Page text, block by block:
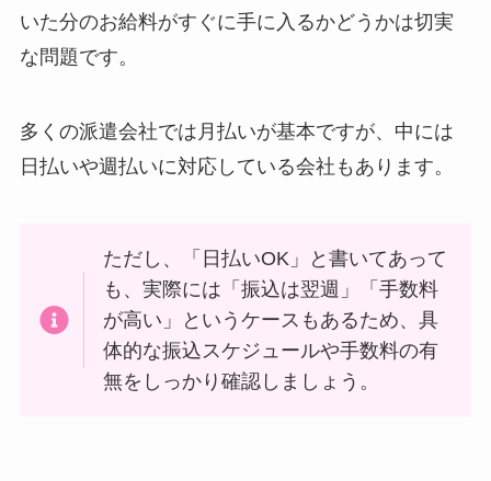
いた分のお給料がすぐに手に入るかどうかは切実
な問題です。
多くの派遣会社では月払いが基本ですが、中には
日払いや週払いに対応している会社もあります。
ただし、「日払いOK」と書いてあって
も、実際には「振込は翌週」「手数料
が高い」というケースもあるため、具
体的な振込スケジュールや手数料の有
無をしっかり確認しましょう。